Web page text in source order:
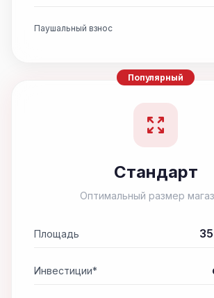
Паушальный взнос
Популярный
Стандарт
Оптимальный размер
Площадь
Инвестиции*